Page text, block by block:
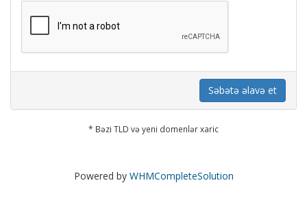
Səbətə əlavə et
* Bəzi TLD və yeni domenlər xaric
Powered by WHMCompleteSolution